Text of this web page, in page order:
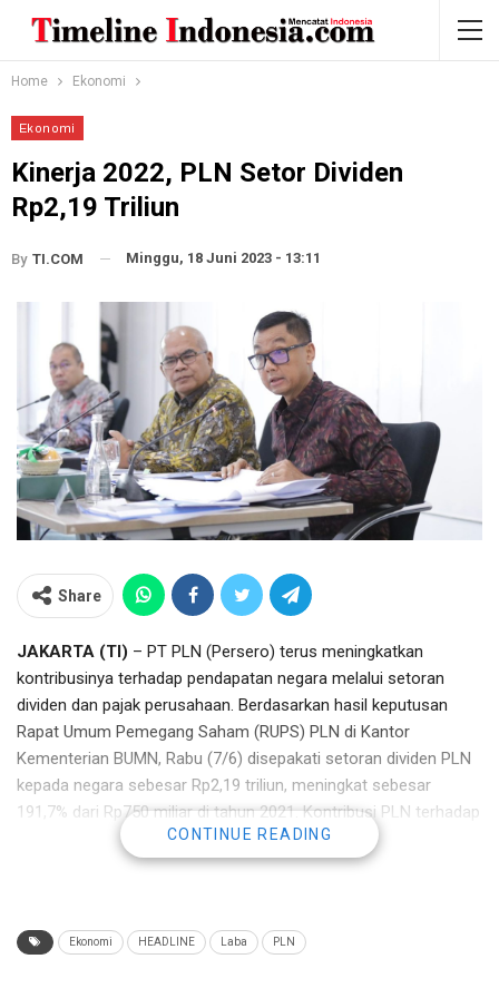
Home Ekonomi
Ekonomi
Kinerja 2022, PLN Setor Dividen
Rp2,19 Triliun
By TI.COM Minggu, 18 Juni 2023 - 13:11
Share
JAKARTA (TI) – PT PLN (Persero) terus meningkatkan
kontribusinya terhadap pendapatan negara melalui setoran
dividen dan pajak perusahaan. Berdasarkan hasil keputusan
Rapat Umum Pemegang Saham (RUPS) PLN di Kantor
Kementerian BUMN, Rabu (7/6) disepakati setoran dividen PLN
kepada negara sebesar Rp2,19 triliun, meningkat sebesar
191,7% dari Rp750 miliar di tahun 2021. Kontribusi PLN terhadap
negara tak hanya lewat dividen tetapi juga setoran pajak hingga
Rp35,33 triliun atau meningkat sebesar 13,1% dibandingkan
Direktur Utama PLN Darmawan Prasodjo menanggapi, PLN
CONTINUE READING
Ekonomi HEADLINE Laba PLN